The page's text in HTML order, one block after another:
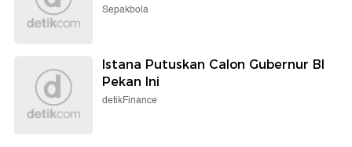
Sepakbola
Istana Putuskan Calon Gubernur BI
Pekan Ini
detikFinance